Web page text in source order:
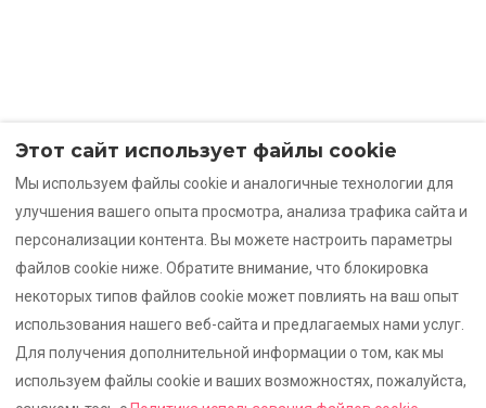
Подпишитесь на нашу рассылку
Этот сайт использует файлы cookie
Мы используем файлы cookie и аналогичные технологии для
улучшения вашего опыта просмотра, анализа трафика сайта и
персонализации контента. Вы можете настроить параметры
файлов cookie ниже. Обратите внимание, что блокировка
некоторых типов файлов cookie может повлиять на ваш опыт
использования нашего веб-сайта и предлагаемых нами услуг.
Для получения дополнительной информации о том, как мы
используем файлы cookie и ваших возможностях, пожалуйста,